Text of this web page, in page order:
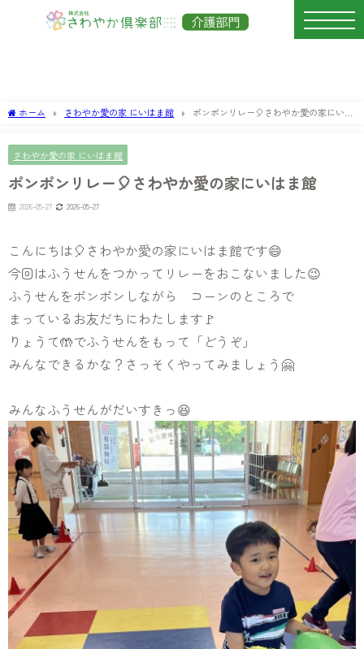
ホーム さわやか愛の家 にいはま館
ポンポンリレー🎈さわやか愛の家にいは
さわやか愛の家 にいはま館
ポンポンリレー🎈さわやか愛の家にいはま館
2026-05-27 2026-05-27
こんにちは🎈さわやか愛の家にいはま館です😄
今回はふうせんをつかってリレーをおこないました😉
ふうせんをポンポンしながら コーンのところで
まっているお友だちにわたします🚩
りょうて🤲でふうせんをもって「どうぞ」
みんなできるかな？さっそくやってみましょう🤗
みんなふうせんがだいすきっ😆